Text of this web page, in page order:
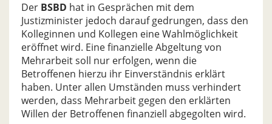
Der BSBD hat in Gesprächen mit dem
Justizminister jedoch darauf gedrungen, dass den
Kolleginnen und Kollegen eine Wahlmöglichkeit
eröffnet wird. Eine finanzielle Abgeltung von
Mehrarbeit soll nur erfolgen, wenn die
Betroffenen hierzu ihr Einverständnis erklärt
haben. Unter allen Umständen muss verhindert
werden, dass Mehrarbeit gegen den erklärten
Willen der Betroffenen finanziell abgegolten wird.